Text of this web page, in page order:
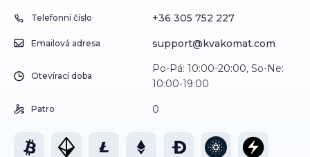
Telefonní číslo +36 305 752 227
Emailová adresa support@kvakomat.com
Otevírací doba
Po-Pá: 10:00-20:00, So-Ne:
10:00-19:00
Patro 0